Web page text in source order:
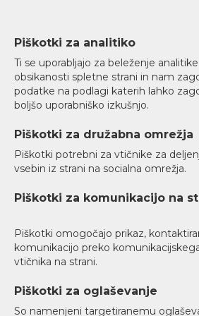
RAČUNALNIKI
Prenosniki
Namizni Računalniki
Monitorji
Dodatki
Električni podaljški
Piškotki za analitiko
Ti se uporabljajo za beleženje analitike
obsikanosti spletne strani in nam
podatke na podlagi katerih lahko
boljšo uporabniško izkušnjo.
Piškotki za družabna omrežja
Piškotki potrebni za vtičnike za
vsebin iz strani na socialna omrežja.
Piškotki za komunikacijo na
Piškotki omogočajo prikaz,
komunikacijo preko
vtičnika na strani.
Piškotki za oglaševanje
So namenjeni targetiranemu